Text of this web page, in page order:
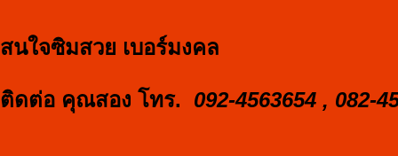
สนใจซิมสวย เบอร์มงคล
ติดต่อ คุณสอง โทร. 092-4563654 , 082-